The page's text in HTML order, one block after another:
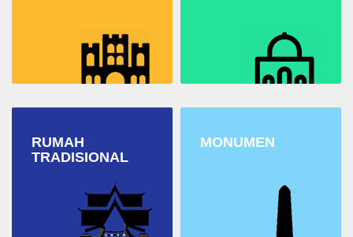
RUMAH
TRADISIONAL
MONUMEN